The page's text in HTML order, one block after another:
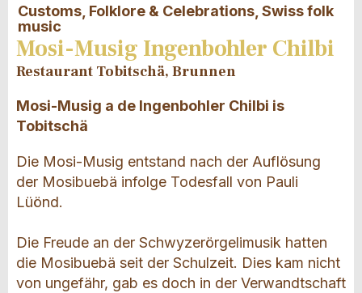
Customs, Folklore & Celebrations, Swiss folk
music
Mosi-Musig Ingenbohler Chilbi
Restaurant Tobitschä, Brunnen
Mosi-Musig a de Ingenbohler Chilbi is
Tobitschä
Die Mosi-Musig entstand nach der Auflösung
der Mosibuebä infolge Todesfall von Pauli
Lüönd.
Die Freude an der Schwyzerörgelimusik hatten
die Mosibuebä seit der Schulzeit. Dies kam nicht
von ungefähr, gab es doch in der Verwandtschaft